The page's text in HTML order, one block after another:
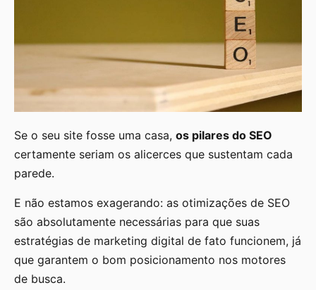
Se o seu site fosse uma casa, os pilares do SEO
certamente seriam os alicerces que sustentam cada
parede.
E não estamos exagerando: as otimizações de SEO
são absolutamente necessárias para que suas
estratégias de marketing digital de fato funcionem, já
que garantem o bom posicionamento nos motores
de busca.